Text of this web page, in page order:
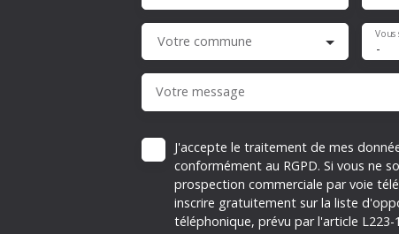
Votre commune -
Vous
Votre message
J'accepte le traitement de mes
conformément au RGPD. Si vous ne
prospection commerciale par voie
inscrire gratuitement sur la liste
téléphonique, prévu par l'article L223-